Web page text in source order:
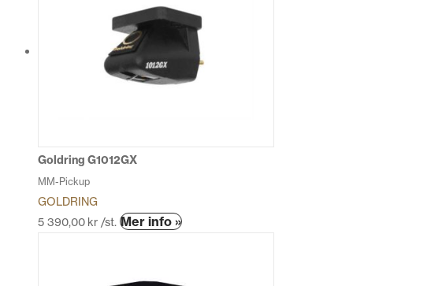
Goldring G1012GX
MM-Pickup
GOLDRING
5 390,00 kr /st. Mer info »Den